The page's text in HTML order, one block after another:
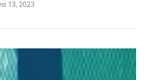
13, 2023